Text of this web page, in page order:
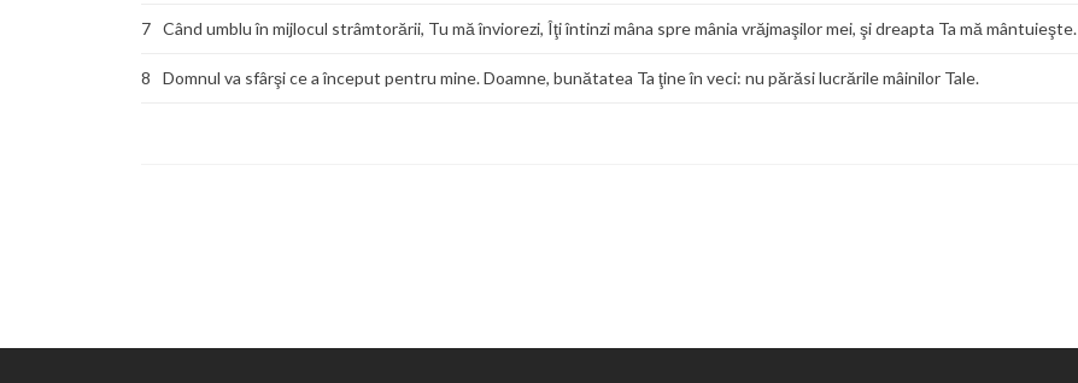
7 Când umblu în mijlocul strâmtorării, Tu mă înviorezi, Îţi întinzi mâna spre mânia vrăjmaşilor mei, şi dreapta Ta mă mântuieşte.
8 Domnul va sfârşi ce a început pentru mine. Doamne, bunătatea Ta ţine în veci: nu părăsi lucrările mâinilor Tale.